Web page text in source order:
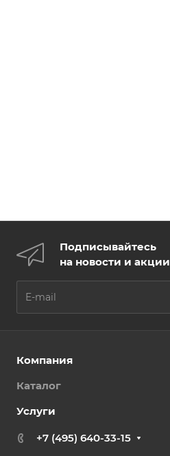
Подписывайтесь
на новости и акции
Компания
Каталог
Услуги
+7 (495) 640-33-15